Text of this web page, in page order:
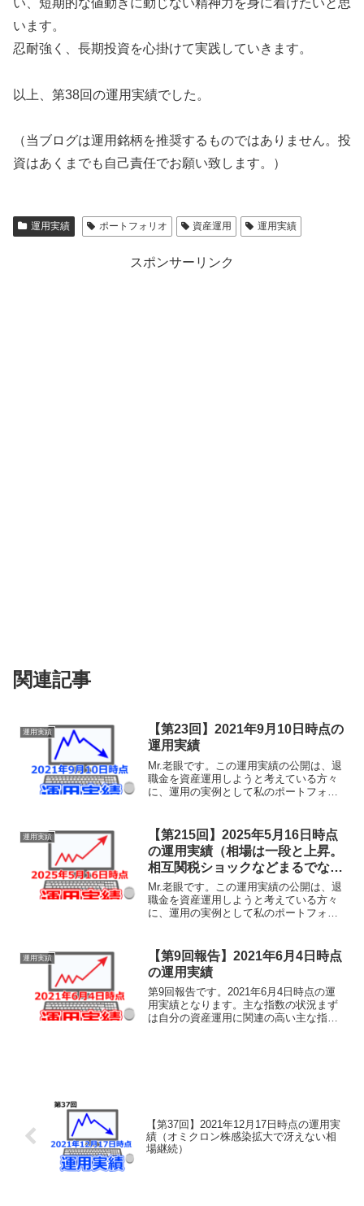
います。
忍耐強く、長期投資を心掛けて実践していきます。
以上、第38回の運用実績でした。
（当ブログは運用銘柄を推奨するものではありません。投
資はあくまでも自己責任でお願い致します。）
運用実績 ポートフォリオ 資産運用 運用実績
スポンサーリンク
関連記事
運用実績
【第23回】2021年9月10日時点の
運用実績
Mr.老眼です。この運用実績の公開は、退
職金を資産運用しようと考えている方々
に、運用の実例として私のポートフォリ
ていただけることを目的としておりま
す。あくまでも実験台と...
運用実績
【第215回】2025年5月16日時点
の運用実績（相場は一段と上昇。
相互関税ショックなどまるでなか
ったかのような値動きです。やは
り短期の値動きには一喜一憂しな
いことが大切なのでしょう。）
Mr.老眼です。この運用実績の公開は、退
職金を資産運用しようと考えている方々
に、運用の実例として私のポートフォリ
ていただけることを目的としておりま
す。あくまでも実験台と...
運用実績
【第9回報告】2021年6月4日時点
の運用実績
第9回報告です。2021年6月4日時点の運
用実績となります。主な指数の状況まず
は自分の資産運用に関連の高い主な指数
【第37回】2021年12月17日時点の運用実
績（オミクロン株感染拡大で冴えない相
場継続）